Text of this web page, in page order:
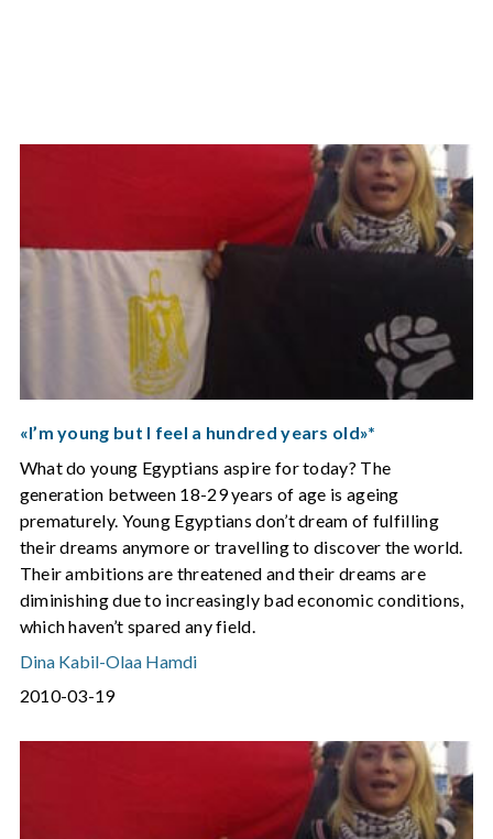
«I’m young but I feel a hundred years old»*
What do young Egyptians aspire for today? The
generation between 18-29 years of age is ageing
prematurely. Young Egyptians don’t dream of fulfilling
their dreams anymore or travelling to discover the world.
Their ambitions are threatened and their dreams are
diminishing due to increasingly bad economic conditions,
which haven’t spared any field.
Dina Kabil-Olaa Hamdi
2010-03-19